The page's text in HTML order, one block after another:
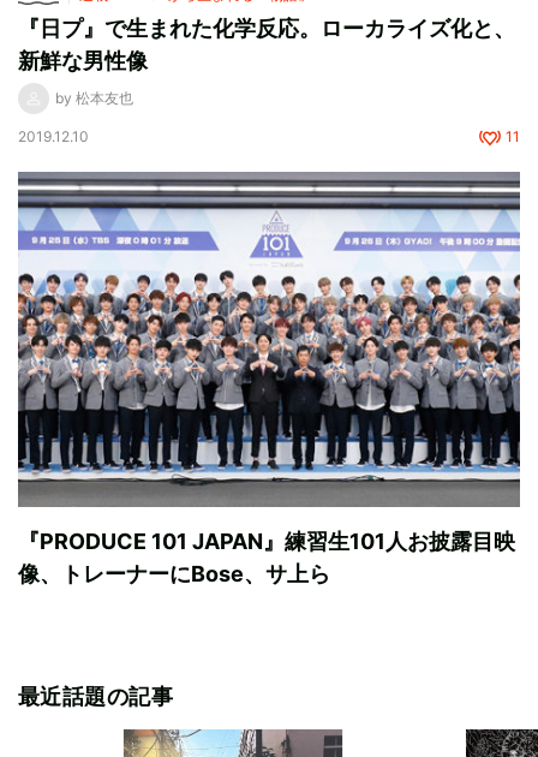
『日プ』で生まれた化学反応。ローカライズ化と、
新鮮な男性像
by 松本友也
2019.12.10 11
『PRODUCE 101 JAPAN』練習生101人お披露目映
像、トレーナーにBose、サ上ら
最近話題の記事